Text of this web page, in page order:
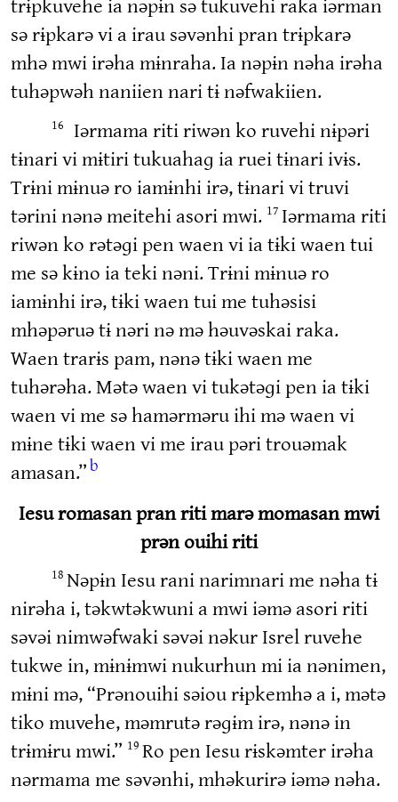
sə rɨpkarə vi a irau səvənhi pran trɨpkarə
mhə mwi irəha mɨnraha. Ia nəpɨn nəha irəha
tuhəpwəh naniien nari tɨ nəfwakiien.
16
Iərmama riti riwən ko ruvehi nɨpəri
tɨnari vi mɨtiri tukuahaɡ ia ruei tɨnari ivɨs.
Trɨni mɨnuə ro iamɨnhi irə, tɨnari vi truvi
tərini nənə meitehi asori mwi. 17 Iərmama riti
riwən ko rətəɡi pen waen vi ia tɨki waen tui
me sə kɨno ia teki nəni. Trɨni mɨnuə ro
iamɨnhi irə, tɨki waen tui me tuhəsisi
mhəpəruə tɨ nəri nə mə həuvəskai raka.
Waen trarɨs pam, nənə tɨki waen me
tuhərəha. Mətə waen vi tukətəɡi pen ia tɨki
waen vi me sə hamərməru ihi mə waen vi
mɨne tɨki waen vi me irau pəri trouəmak
amasan.”b
Iesu romasan pran riti marə momasan mwi
prən ouihi riti
18 Nəpɨn Iesu rani narimnari me nəha tɨ
nirəha i, təkwtəkwuni a mwi iəmə asori riti
səvəi nimwəfwaki səvəi nəkur Isrel ruvehe
tukwe in, mɨnɨmwi nukurhun mi ia nənimen,
mɨni mə, “Prənouihi səiou rɨpkemhə a i, mətə
tiko muvehe, məmrutə rəɡɨm irə, nənə in
trɨmɨru mwi.” 19 Ro pen Iesu rɨskəmter irəha
nərmama me səvənhi, mhəkurirə iəmə nəha.